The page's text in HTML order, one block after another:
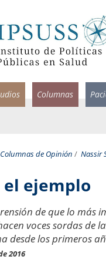
Columnas
Columnas de Opinión / Nassir
el ejemplo
de que lo más
voces sordas de
desde los primeros
2016
Infectólogo y profesor
Medicina, Universidad
Pandemias del
Usamos la palabra
una enfermedad